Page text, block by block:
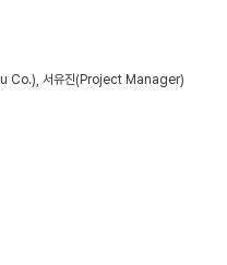
Co.), 서유진(Project Manager)